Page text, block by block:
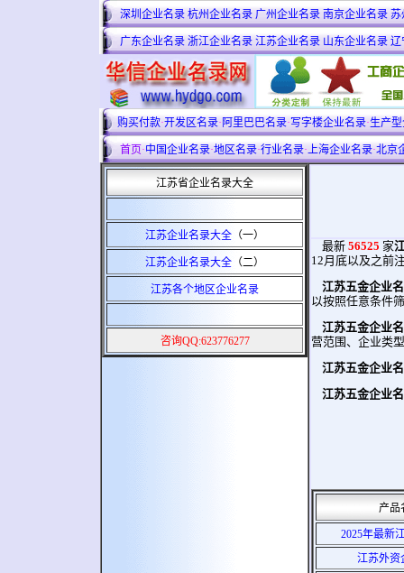
深圳企业名录 杭州企业名录 广州企业名录 南京企业名录 苏
广东企业名录 浙江企业名录 江苏企业名录 山东企业名录 辽
购买付款·开发区名录· 阿里巴巴名录·写字楼企业名录·生产
首页·中国企业名录·地区名录·行业名录·上海企业名录·北京
江苏省企业名录大全
江苏企业名录大全 （一）
江苏企业名录大全 （二）
江苏各个地区企业名录
咨询QQ:623776277
最新 56525 家
12月底以及之前
江苏五金企业
以按照任意条件
江苏五金企业
营范围、企业类
江苏五金企业
江苏五金企业
产品
2025年最新
江苏外资